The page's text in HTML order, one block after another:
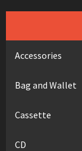
Accessories
Bag and Wallet
Cassette
CD